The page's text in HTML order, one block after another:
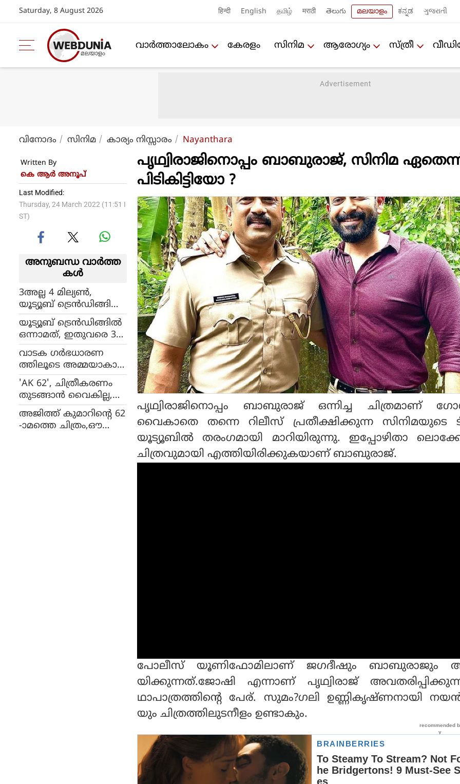
Saturday, 8 August 2026 हिन्दी English தமிழ் मराठी తెలుగు മലയാളം ಕನ್ನಡ ગુજરાતી
വാര്‍ത്താലോകം കേരളം സിനിമ ആരോഗ്യം സ്ത്രീ
വിനോദം സിനിമ കാര്യം നിസ്സാരം Nayanthara
Written By
കെ ആര്‍ അനൂപ്
Last Modified:
Thursday, 24 March 2022 (11:51 I
ST)
അനുബന്ധ വാര്‍ത്ത
കള്‍
3അല്ല 4 മില്യണ്‍,
യൂട്യൂബ് ട്രെന്‍ഡിങ്ങില്‍
ഒന്നാമത്, 'ഗോള്‍ഡ്'
ടീസര്‍ തരംഗമാകുന്നു
യൂട്യൂബ് ട്രെന്‍ഡിങ്ങില്‍
ഒന്നാമത്, ഇതുവരെ 3
മില്യന്‍ കാഴ്ചക്കാര്‍,
പൃഥ്വിരാജിനൊപ്പം നായ
ന്‍താര,ഗോള്‍ഡ് ടീസര്‍
വാടക ഗര്‍ഭധാരണ
ത്തിലൂടെ അമ്മയാകാന്‍
ഒരുങ്ങി നയന്‍താര !
റിപ്പോര്‍ട്ടുകള്‍ ഇങ്ങനെ
'AK 62', ചിത്രീകരണം
തുടങ്ങാന്‍ വൈകില്ല,
അജിത്തിന്റെ പുത്ത
ന്‍പടം വരുന്നു !
അജിത്ത് കുമാറിന്റെ 62
-ാമത്തെ ചിത്രം,ഔ
പൃഥ്വിരാജിനൊപ്പം ബാബുരാജ്, സിനിമ
പിടികിട്ടിയോ ?
പൃഥ്വിരാജിനൊപ്പം ബാബുരാജ് ഒന്നിച്ച ചിത്രമാണ്
വൈകാതെ തന്നെ റിലീസ് പ്രതീക്ഷിക്കുന്ന സിനിമയുടെ
യൂട്യൂബില്‍ തരംഗമായി മാറിയിരുന്നു. ഇപ്പോഴിതാ
ചിത്രവുമായി എത്തിയിരിക്കുകയാണ് ബാബുരാജ്.
പോലീസ് യൂണിഫോമിലാണ് ജഗദീഷും ബാബുരാജും
യിക്കുന്നത്.ജോഷി എന്നാണ് പൃഥ്വിരാജ്
ഥാപാത്രത്തിന്റെ പേര്. സുമം?ഗലി ഉണ്ണികൃഷ്ണനായി
യും ചിത്രത്തിലുടനീളം ഉണ്ടാകും.